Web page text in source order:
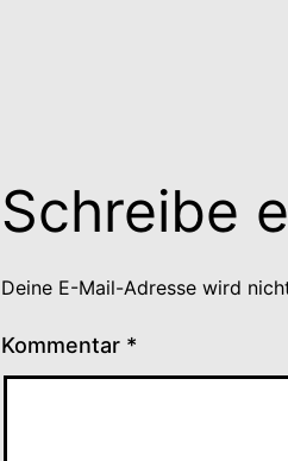
Schreibe
Deine E-Mail-Adresse wird
Kommentar *